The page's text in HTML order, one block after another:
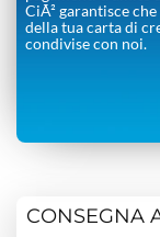
CiÃ² garantisce
della tua carta di
condivise con noi.
CONSEGNA